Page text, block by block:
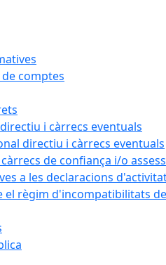
comptes
i càrrecs eventuals
directiu i càrrecs eventuals
de confiança i/o
a les declaracions
el règim d'incompatibilitats